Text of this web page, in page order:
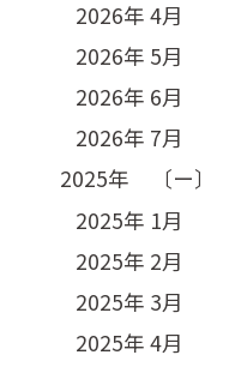
2026年 4月
2026年 5月
2026年 6月
2026年 7月
2025年 〔ー〕
2025年 1月
2025年 2月
2025年 3月
2025年 4月